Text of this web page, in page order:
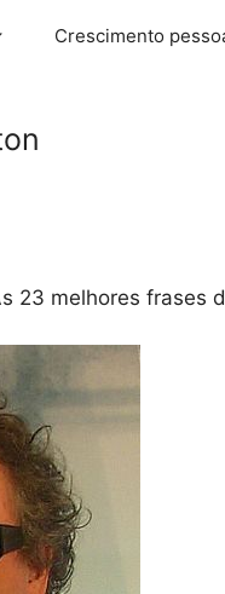
Crescimento
23 melhores frases